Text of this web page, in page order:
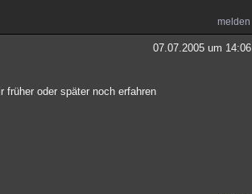
melden
07.07.2005 um 14:06
früher oder später noch erfahren